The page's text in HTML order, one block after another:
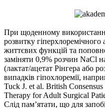
При щоденному
розвитку
життєвих функцій та
заміняти 0,9% розчин NaCl
(лактат/ацетат Рінгера або
випадків гіпохлоремії,
Tuck J. et al. British
Therapy for Adult Surgical
Слід пам’ятати, що для